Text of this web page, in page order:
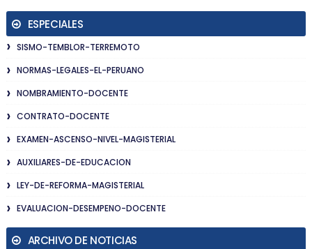
ESPECIALES
SISMO-TEMBLOR-TERREMOTO
NORMAS-LEGALES-EL-PERUANO
NOMBRAMIENTO-DOCENTE
CONTRATO-DOCENTE
EXAMEN-ASCENSO-NIVEL-MAGISTERIAL
AUXILIARES-DE-EDUCACION
LEY-DE-REFORMA-MAGISTERIAL
EVALUACION-DESEMPENO-DOCENTE
ARCHIVO DE NOTICIAS